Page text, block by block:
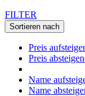
FILTER
Sortieren nach
Preis
Preis
Name
Name